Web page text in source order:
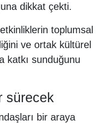
dikkat çekti.
toplumsal
ve ortak kültürel
katkı sunduğunu
sürecek
bir araya